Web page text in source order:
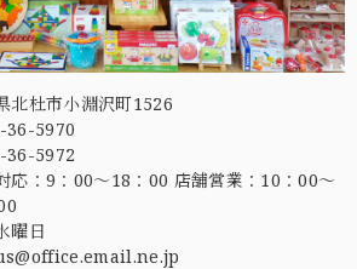
北杜市小淵沢町1526
36-5970
36-5972
応：9：00～18：00 店舗営業：10：00～
曜日